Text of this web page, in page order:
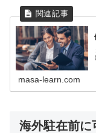
masa-learn.com
海外駐在前に